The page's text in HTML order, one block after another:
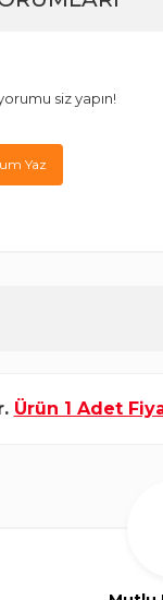
siz yapın!
Yaz
Ürün 1 Adet